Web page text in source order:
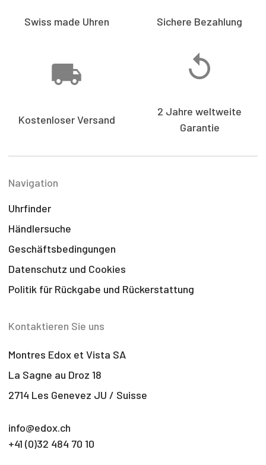
Swiss made Uhren Sichere Bezahlung
Kostenloser Versand
2 Jahre weltweite
Garantie
Navigation
Uhrfinder
Händlersuche
Geschäftsbedingungen
Datenschutz und Cookies
Politik für Rückgabe und Rückerstattung
Kontaktieren Sie uns
Montres Edox et Vista SA
La Sagne au Droz 18
2714 Les Genevez JU / Suisse
info@edox.ch
+41 (0)32 484 70 10